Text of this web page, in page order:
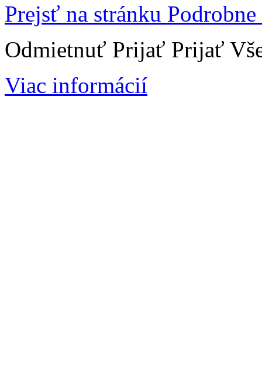
Prejsť na stránku
Odmietnuť Prijať Prijať
Viac informácií